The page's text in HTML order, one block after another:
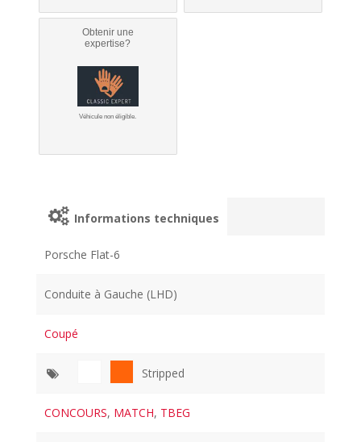
Obtenir une
expertise?
Véhicule non éligible.
Informations techniques
Porsche Flat-6
Conduite à Gauche (LHD)
Coupé
Stripped
CONCOURS, MATCH, TBEG